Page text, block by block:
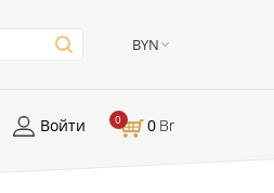
BYN
Войти 0 0 Br